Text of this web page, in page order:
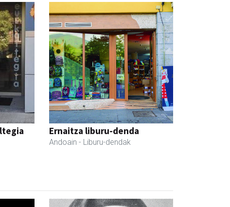
Ernaitza liburu-denda
Andoain - Liburu-dendak